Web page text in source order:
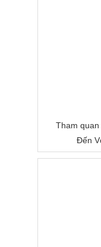
Tham
Đến